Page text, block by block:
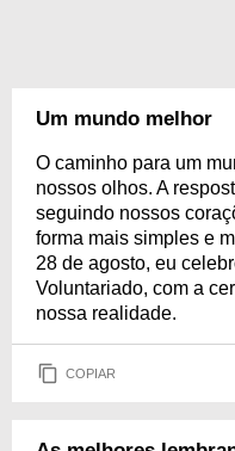
Um mundo melhor
O caminho para um
nossos olhos. A
seguindo nossos
forma mais simples e
28 de agosto, eu
Voluntariado, com a
nossa realidade.
COPIAR